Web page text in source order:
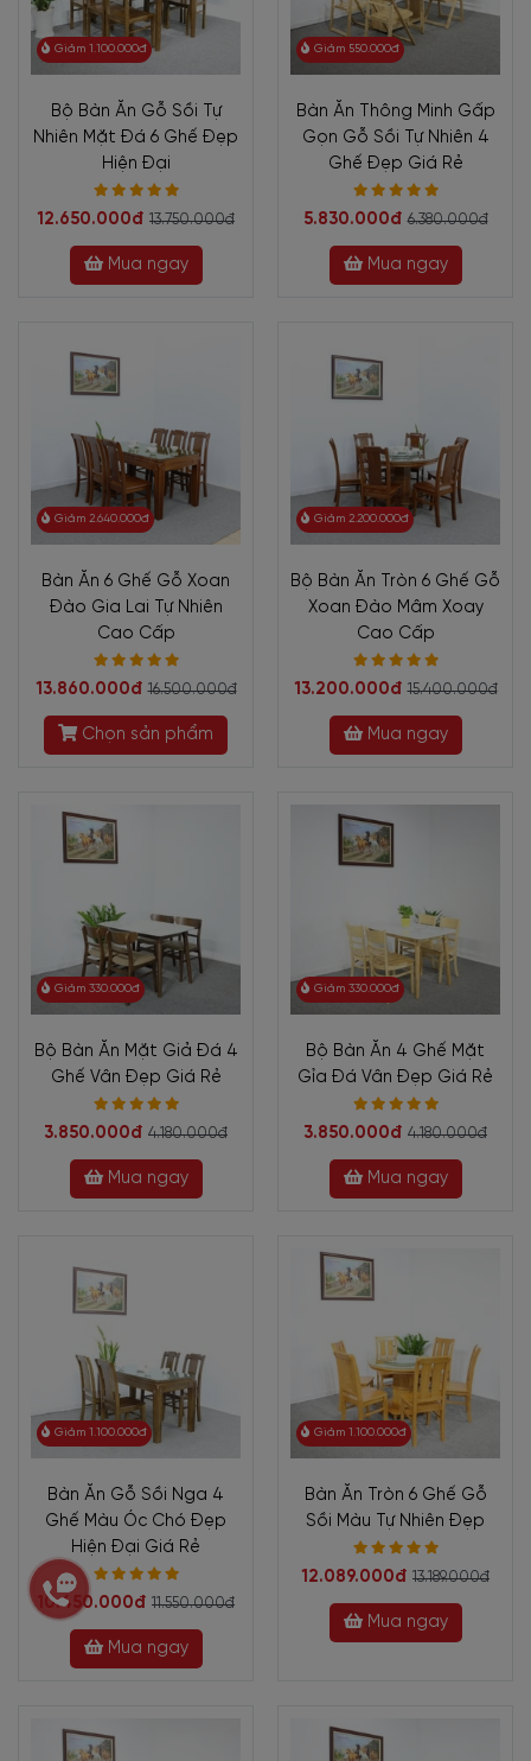
Giảm 1.100.000đ
Bộ Bàn Ăn Gỗ Sồi Tự
Nhiên Mặt Đá 6 Ghế Đẹp
Hiện Đại
12.650.000đ 13.750.000đ
Mua ngay
Giảm 550.000đ
Bàn Ăn Thông Minh Gấp
Gọn Gỗ Sồi Tự Nhiên 4
Ghế Đẹp Giá Rẻ
5.830.000đ 6.380.000đ
Mua ngay
Giảm 2.640.000đ
Bàn Ăn 6 Ghế Gỗ Xoan
Đào Gia Lai Tự Nhiên
Cao Cấp
13.860.000đ 16.500.000đ
Chọn sản phẩm
Giảm 2.200.000đ
Bộ Bàn Ăn Tròn 6 Ghế Gỗ
Xoan Đào Mâm Xoay
Cao Cấp
13.200.000đ 15.400.000đ
Mua ngay
Giảm 330.000đ
Bộ Bàn Ăn Mặt Giả Đá 4
Ghế Vân Đẹp Giá Rẻ
3.850.000đ 4.180.000đ
Mua ngay
Giảm 330.000đ
Bộ Bàn Ăn 4 Ghế Mặt
Gỉa Đá Vân Đẹp Giá Rẻ
3.850.000đ 4.180.000đ
Mua ngay
Giảm 1.100.000đ
Bàn Ăn Gỗ Sồi Nga 4
Ghế Màu Óc Chó Đẹp
Hiện Đại Giá Rẻ
10.450.000đ 11.550.000đ
Mua ngay
Giảm 1.100.000đ
Bàn Ăn Tròn 6 Ghế Gỗ
Sồi Màu Tự Nhiên Đẹp
12.089.000đ 13.189.000đ
Mua ngay